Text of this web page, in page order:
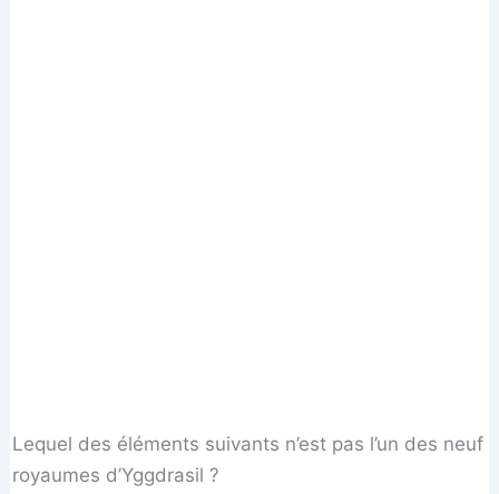
Lequel des éléments suivants n’est pas l’un des neuf
royaumes d’Yggdrasil ?